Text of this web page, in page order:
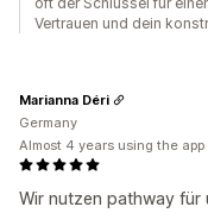
Vertrauen und dein
Wir nutzen pathway für
Marianna Déri
Germany
Almost 4 years using the app